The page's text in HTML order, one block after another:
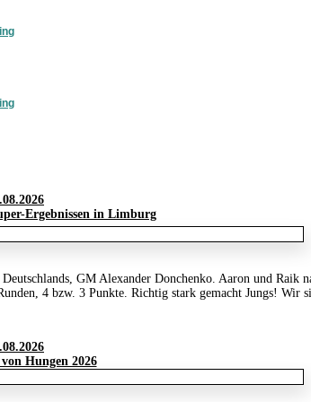
Ergebnissen in Limburg
GM Alexander Donchenko. Aaron und Raik
4 bzw. 3 Punkte. Richtig stark gemacht Jungs! Wir
Hungen 2026